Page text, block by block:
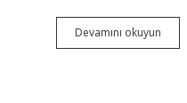
Devamını okuyun
Ziyan